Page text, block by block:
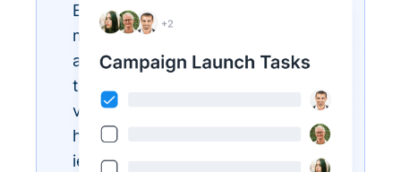
Eindeloze to-do-lijstjes? Doe ze –
met Donorbox Tasks. Nu kunt u
al uw dagelijkse administratieve
taken organiseren, prioriteren en
vereenvoudigen, allemaal binnen
het CRM-ecosysteem, zodat
iedereen in uw team weet wat te